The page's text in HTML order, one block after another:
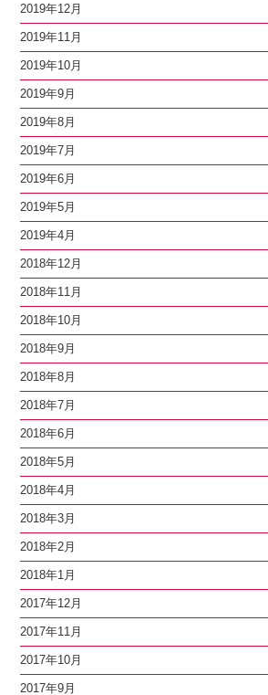
2019年12月
2019年11月
2019年10月
2019年9月
2019年8月
2019年7月
2019年6月
2019年5月
2019年4月
2018年12月
2018年11月
2018年10月
2018年9月
2018年8月
2018年7月
2018年6月
2018年5月
2018年4月
2018年3月
2018年2月
2018年1月
2017年12月
2017年11月
2017年10月
2017年9月